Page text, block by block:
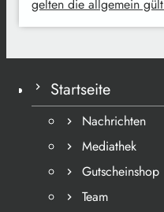
gelten die allgemein
Startseite
Nachrichten
Mediathek
Gutscheinshop
Team